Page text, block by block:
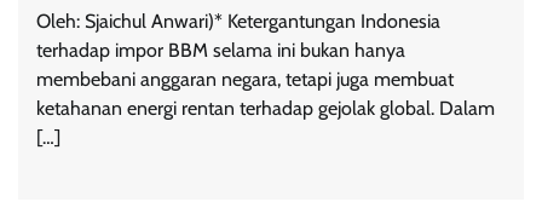
Oleh: Sjaichul Anwari)* Ketergantungan Indonesia
terhadap impor BBM selama ini bukan hanya
membebani anggaran negara, tetapi juga membuat
ketahanan energi rentan terhadap gejolak global. Dalam
[…]